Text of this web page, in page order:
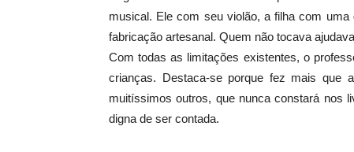
musical. Ele com seu violão, a filha com
fabricação artesanal. Quem não tocava
Com todas as limitações existentes, o
crianças. Destaca-se porque fez mais que
muitíssimos outros, que nunca constará nos
digna de ser contada.